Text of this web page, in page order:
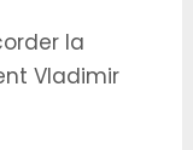
la
Vladimir